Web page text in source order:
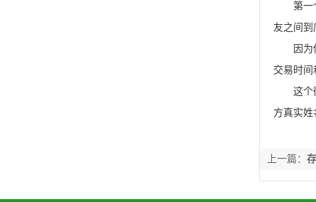
第一个
友之间到
因为你
交易时间
这个微
方真实姓
上一篇：